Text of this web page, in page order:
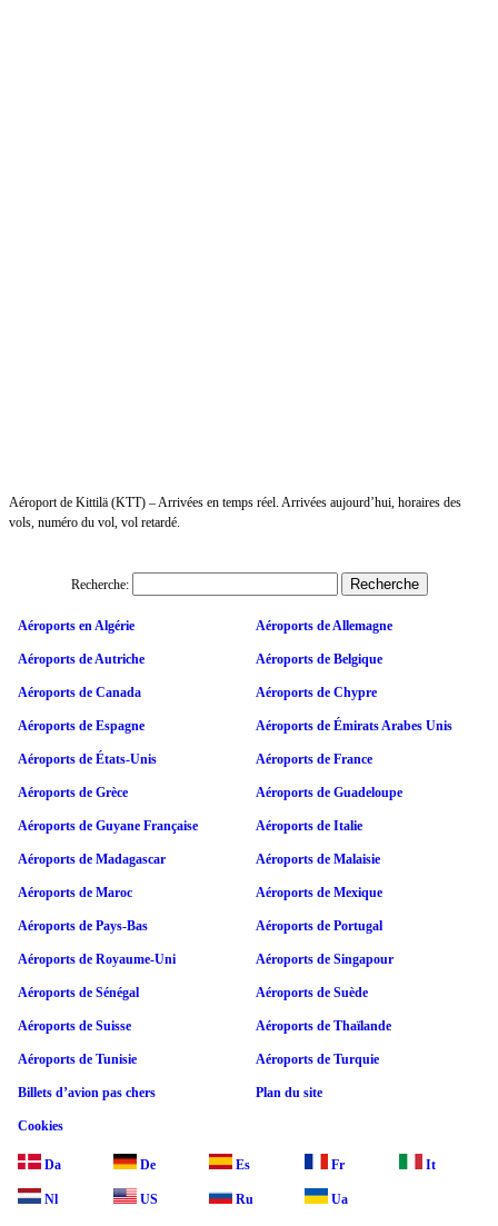
Aéroport de Kittilä (KTT) – Arrivées en temps réel. Arrivées aujourd’hui, horaires des
vols, numéro du vol, vol retardé.
Recherche:
Aéroports en Algérie Aéroports de Allemagne
Aéroports de Autriche Aéroports de Belgique
Aéroports de Canada Aéroports de Chypre
Aéroports de Espagne Aéroports de Émirats Arabes Unis
Aéroports de États-Unis Aéroports de France
Aéroports de Grèce Aéroports de Guadeloupe
Aéroports de Guyane Française Aéroports de Italie
Aéroports de Madagascar Aéroports de Malaisie
Aéroports de Maroc Aéroports de Mexique
Aéroports de Pays-Bas Aéroports de Portugal
Aéroports de Royaume-Uni Aéroports de Singapour
Aéroports de Sénégal Aéroports de Suède
Aéroports de Suisse Aéroports de Thaïlande
Aéroports de Tunisie Aéroports de Turquie
Billets d’avion pas chers Plan du site
Cookies
Da De Es Fr It
Nl US Ru Ua